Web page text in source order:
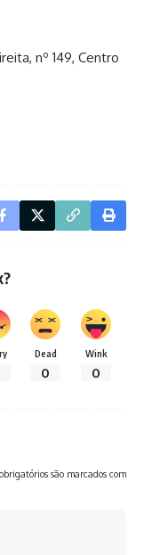
nº 149, Centro
Dead
0
Wink
0
são marcados com